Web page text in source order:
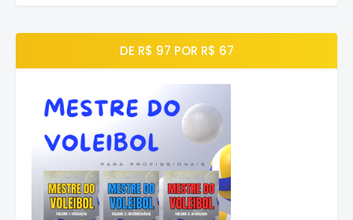
DE R$ 97 POR R$ 67